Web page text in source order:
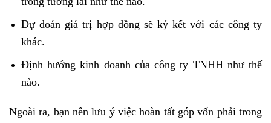
Dự đoán giá trị hợp đồng sẽ ký kết với các công ty
khác.
Định hướng kinh doanh của công ty TNHH như thế
nào.
Ngoài ra, bạn nên lưu ý việc hoàn tất góp vốn phải trong